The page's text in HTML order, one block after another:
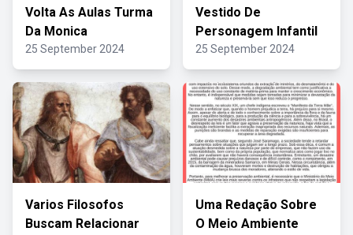
Volta As Aulas Turma
Da Monica
25 September 2024
Vestido De
Personagem Infantil
25 September 2024
Varios Filosofos
Buscam Relacionar
Uma Redação Sobre
O Meio Ambiente